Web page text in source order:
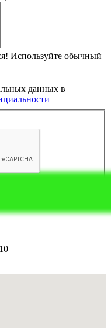
Используйте обычный
данных в